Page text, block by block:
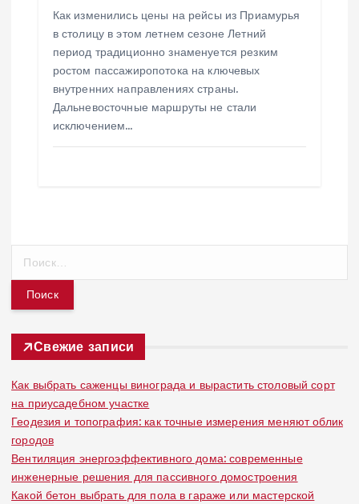
Как изменились цены на рейсы из Приамурья
в столицу в этом летнем сезоне Летний
период традиционно знаменуется резким
ростом пассажиропотока на ключевых
внутренних направлениях страны.
Дальневосточные маршруты не стали
исключением…
т
Свежие записи
Как выбрать саженцы винограда и вырастить столовый сорт
на приусадебном участке
Геодезия и топография: как точные измерения меняют облик
городов
Вентиляция энергоэффективного дома: современные
инженерные решения для пассивного домостроения
Какой бетон выбрать для пола в гараже или мастерской